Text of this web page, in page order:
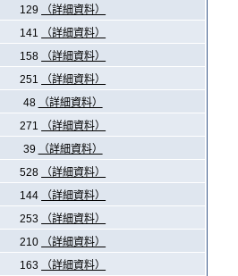
129
（詳細資料）
141
（詳細資料）
158
（詳細資料）
251
（詳細資料）
48
（詳細資料）
271
（詳細資料）
39
（詳細資料）
528
（詳細資料）
144
（詳細資料）
253
（詳細資料）
210
（詳細資料）
163
（詳細資料）